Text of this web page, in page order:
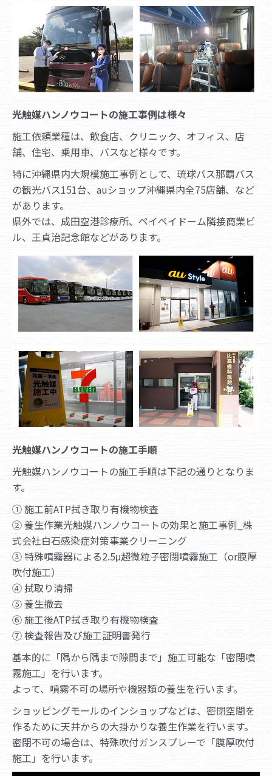
光触媒ハンノウコートの施工事例は様々
施工依頼業種は、飲食店、クリニック、オフィス、店
舗、住宅、乗用車、バスなど様々です。
特に沖縄県内大規模施工事例として、琉球バス那覇バス
の観光バス151台、auショップ沖縄県内全75店舗、など
があります。
県外では、成田空港診療所、ペイペイドーム隣接商業ビ
ル、王貞治記念館などがあります。
光触媒ハンノウコートの施工手順
光触媒ハンノウコートの施工手順は下記の通りとなりま
す。
① 施工前ATP拭き取り有機物検査
② 養生作業光触媒ハンノウコートの効果と施工事例_株
式会社白石感染症対策事業クリーニング
③ 特殊噴霧器による2.5μ超微粒子密閉噴霧施工（or膜厚
吹付施工）
④ 拭取り清掃
⑤ 養生撤去
⑥ 施工後ATP拭き取り有機物検査
⑦ 検査報告及び施工証明書発行
基本的に「隅から隅まで隙間まで」施工可能な「密閉噴
霧施工」を行います。
よって、噴霧不可の場所や機器類の養生を行います。
ショッピングモールのインショップなどは、密閉空間を
作るために天井からの大掛かりな養生作業を行います。
密閉不可の場合は、特殊吹付ガンスプレーで「膜厚吹付
施工」を行います。